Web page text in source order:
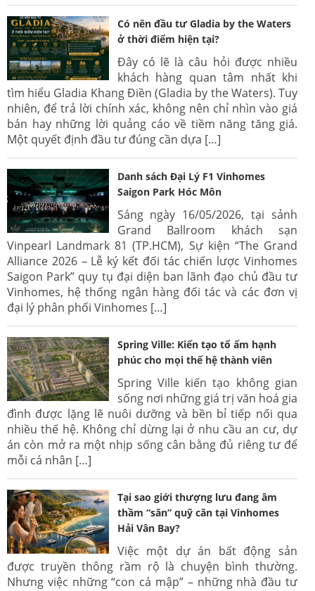
Có nên đầu tư Gladia by the Waters
ở thời điểm hiện tại?
Đây có lẽ là câu hỏi được nhiều
khách hàng quan tâm nhất khi
tìm hiểu Gladia Khang Điền (Gladia by the Waters). Tuy
nhiên, để trả lời chính xác, không nên chỉ nhìn vào giá
bán hay những lời quảng cáo về tiềm năng tăng giá.
Một quyết định đầu tư đúng cần dựa […]
Danh sách Đại Lý F1 Vinhomes
Saigon Park Hóc Môn
Sáng ngày 16/05/2026, tại sảnh
Grand Ballroom khách sạn
Vinpearl Landmark 81 (TP.HCM), Sự kiện “The Grand
Alliance 2026 – Lễ ký kết đối tác chiến lược Vinhomes
Saigon Park” quy tụ đại diện ban lãnh đạo chủ đầu tư
Vinhomes, hệ thống ngân hàng đối tác và các đơn vị
đại lý phân phối Vinhomes […]
Spring Ville: Kiến tạo tổ ấm hạnh
phúc cho mọi thế hệ thành viên
Spring Ville kiến tạo không gian
sống nơi những giá trị văn hoá gia
đình được lặng lẽ nuôi dưỡng và bền bỉ tiếp nối qua
nhiều thế hệ. Không chỉ dừng lại ở nhu cầu an cư, dự
án còn mở ra một nhịp sống cân bằng đủ riêng tư để
mỗi cá nhân […]
Tại sao giới thượng lưu đang âm
thầm “săn” quỹ căn tại Vinhomes
Hải Vân Bay?
Việc một dự án bất động sản
được truyền thông rầm rộ là chuyện bình thường.
Nhưng việc những “con cá mập” – những nhà đầu tư